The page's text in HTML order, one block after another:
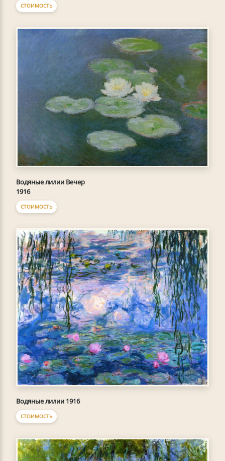
СТОИМОСТЬ
Водяные лилии Вечер
1916
СТОИМОСТЬ
Водяные лилии 1916
СТОИМОСТЬ